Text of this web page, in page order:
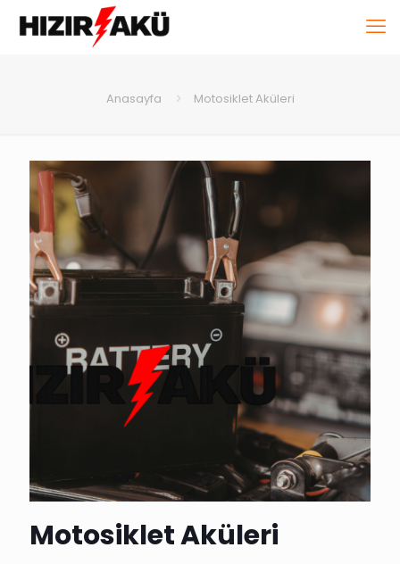
Anasayfa Motosiklet Aküleri
Motosiklet Aküleri